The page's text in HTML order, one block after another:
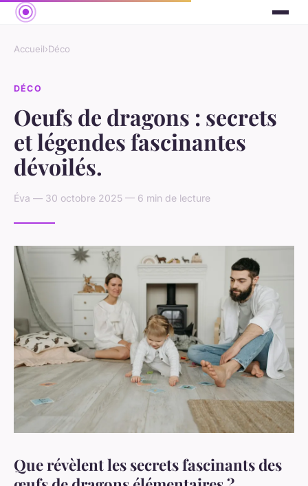
Accueil›Déco
DÉCO
Oeufs de dragons : secrets
et légendes fascinantes
dévoilés.
Éva — 30 octobre 2025 — 6 min de lecture
Que révèlent les secrets fascinants des